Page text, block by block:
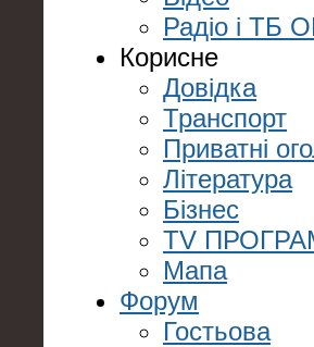
Радіо і ТБ
Корисне
Довідка
Транспорт
Приватні
Література
Бізнес
TV
Мапа
Форум
Гостьова